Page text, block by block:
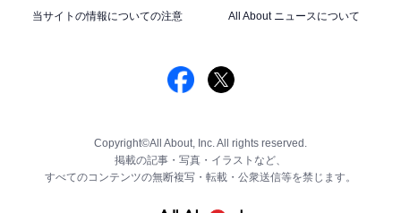
当サイトの情報についての注意
All About ニュースについて
Copyright©All About, Inc. All rights reserved.
掲載の記事・写真・イラストなど、
すべてのコンテンツの無断複写・転載・公衆送信等を禁じます。